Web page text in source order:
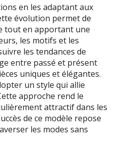
en les adaptant aux
évolution permet de
tout en apportant une
les motifs et les
les tendances de
entre passé et présent
uniques et élégantes.
un style qui allie
approche rend le
attractif dans les
de ce modèle repose
les modes sans